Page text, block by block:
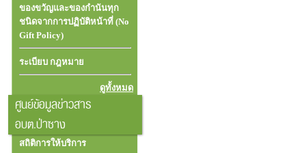
ของขวัญและของกำนันทุก
ชนิดจากการปฏิบัติหน้าที่ (No
Gift Policy)
ระเบียบ กฎหมาย
ดูทั้งหมด
ศูนย์ข้อมูลข่าวสาร
อบต.ป่าซาง
สถิติการให้บริการ